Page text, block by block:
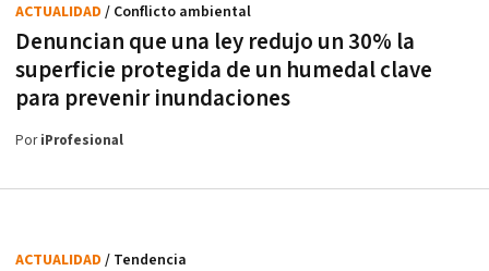
Denuncian que una ley redujo un 30% la
superficie protegida de un humedal clave
para prevenir inundaciones
ACTUALIDAD / Conflicto ambiental
PoriProfesional
ACTUALIDAD / Tendencia